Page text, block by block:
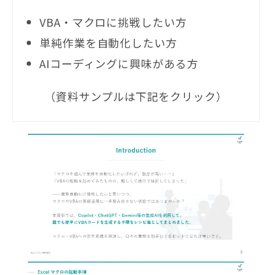
VBA・マクロに挑戦したい方
単純作業を自動化したい方
AIコーディングに興味がある方
（資料サンプルは下記をクリック）